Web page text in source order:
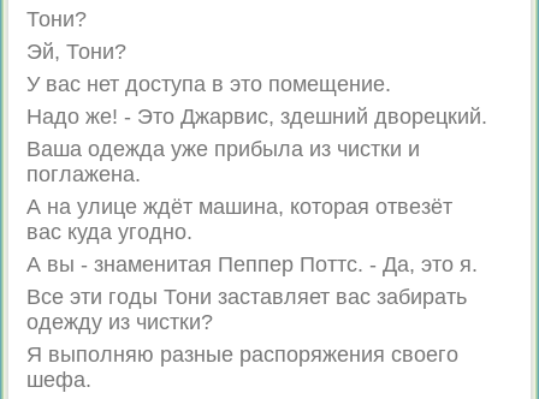
Тони?
Эй, Тони?
У вас нет доступа в это помещение.
Надо же! - Это Джарвис, здешний дворецкий.
Ваша одежда уже прибыла из чистки и
поглажена.
А на улице ждёт машина, которая отвезёт
вас куда угодно.
А вы - знаменитая Пеппер Поттс. - Да, это я.
Все эти годы Тони заставляет вас забирать
одежду из чистки?
Я выполняю разные распоряжения своего
шефа.